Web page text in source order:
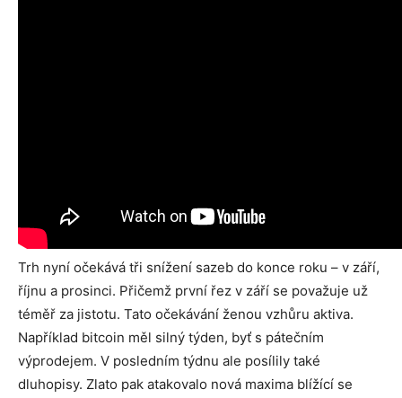
Trh nyní očekává tři snížení sazeb do konce roku – v září,
říjnu a prosinci. Přičemž první řez v září se považuje už
téměř za jistotu. Tato očekávání ženou vzhůru aktiva.
Například bitcoin měl silný týden, byť s pátečním
výprodejem. V posledním týdnu ale posílily také
dluhopisy. Zlato pak atakovalo nová maxima blížící se